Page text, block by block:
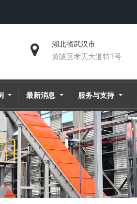
湖北省武汉市
黄陂区孝天大道特1号
最新消息 服务与支持